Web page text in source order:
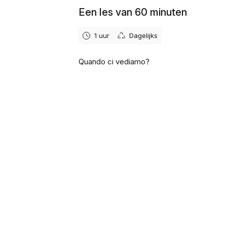
Een les van 60 minuten
1 uur Dagelijks
Quando ci vediamo?